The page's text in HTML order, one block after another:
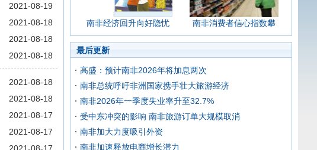
2021-08-19
2021-08-18
2021-08-18
2021-08-18
2021-08-18
2021-08-18
2021-08-17
2021-08-17
南非经济回升向好隐忧 南非消费者信心指数攀
最后更新
高盛：预计南非2026年将加息两次
南非总统呼吁非洲国家携手壮大旅游经济
南非2026年一季度失业率升至32.7%
受中东冲突的影响 南非旅游订单大规模取消
南非加大力度吸引外资
南非加速释放电商增长潜力